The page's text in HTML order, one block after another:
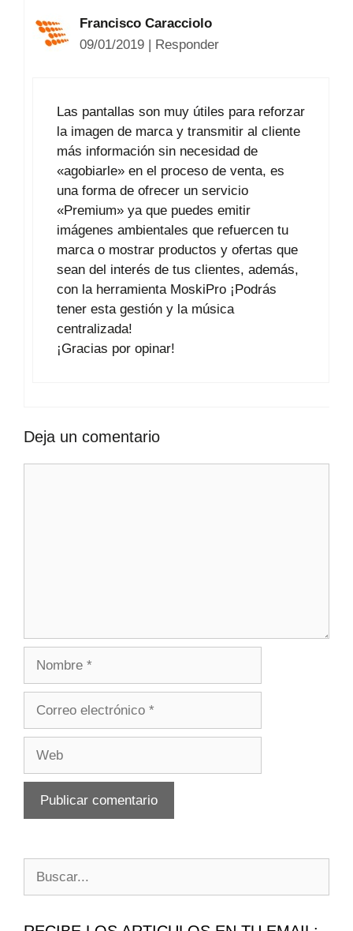
Francisco Caracciolo
09/01/2019 | Responder
Las pantallas son muy útiles para reforzar
la imagen de marca y transmitir al cliente
más información sin necesidad de
«agobiarle» en el proceso de venta, es
una forma de ofrecer un servicio
«Premium» ya que puedes emitir
imágenes ambientales que refuercen tu
marca o mostrar productos y ofertas que
sean del interés de tus clientes, además,
con la herramienta MoskiPro ¡Podrás
tener esta gestión y la música
centralizada!
¡Gracias por opinar!
Deja un comentario